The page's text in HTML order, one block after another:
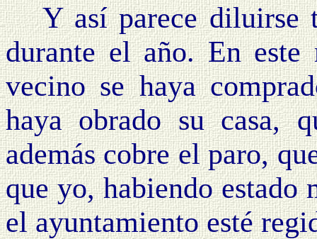
Y así parece diluirse
durante el año. En
vecino se haya
haya obrado su casa,
además cobre el paro,
que yo, habiendo estado
el ayuntamiento esté